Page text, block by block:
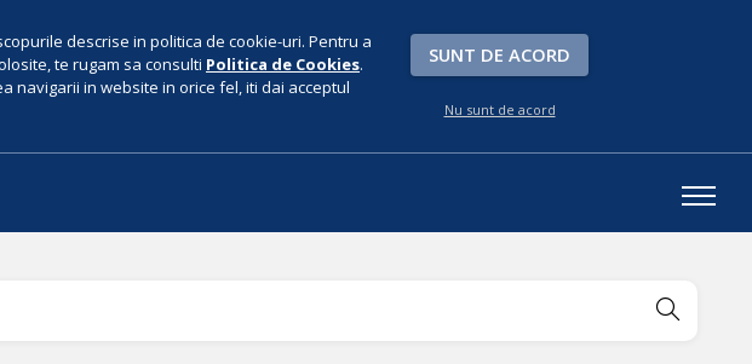
descrise in politica de cookie-uri. Pentru a
te rugam sa consulti Politica de Cookies.
navigarii in website in orice fel, iti dai acceptul
SUNT DE ACORD
Nu sunt de acord